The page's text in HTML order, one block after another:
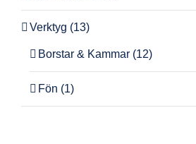
Verktyg (13)
Borstar & Kammar (12)
Fön (1)